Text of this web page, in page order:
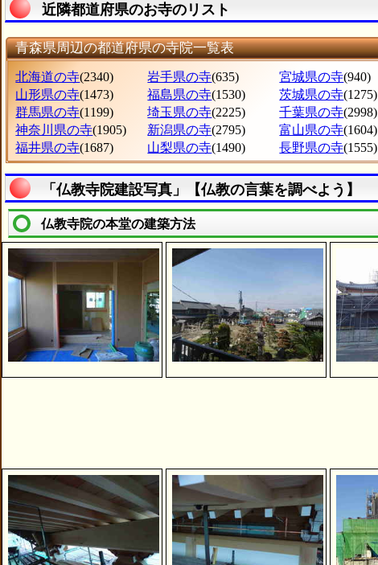
近隣都道府県のお寺のリスト
青森県周辺の都道府県の寺院一覧表
北海道の寺(2340) 岩手県の寺(635) 宮城県の寺(940)
山形県の寺(1473) 福島県の寺(1530) 茨城県の寺(1275)
群馬県の寺(1199) 埼玉県の寺(2225) 千葉県の寺(2998)
神奈川県の寺(1905) 新潟県の寺(2795) 富山県の寺(1604)
福井県の寺(1687) 山梨県の寺(1490) 長野県の寺(1555)
「仏教寺院建設写真」【仏教の言葉を調べよう】
仏教寺院の本堂の建築方法